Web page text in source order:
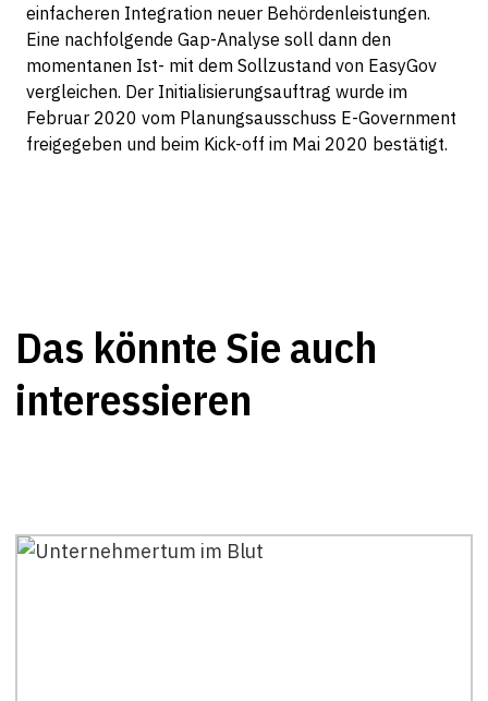
einfacheren Integration neuer Behördenleistungen.
Eine nachfolgende Gap-Analyse soll dann den
momentanen Ist- mit dem Sollzustand von EasyGov
vergleichen. Der Initialisierungsauftrag wurde im
Februar 2020 vom Planungsausschuss E-Government
freigegeben und beim Kick-off im Mai 2020 bestätigt.
Das könnte Sie auch
interessieren